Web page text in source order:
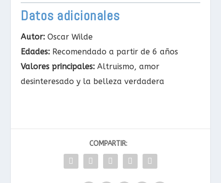
Datos adicionales
Autor: Oscar Wilde
Edades: Recomendado a partir de 6 años
Valores principales: Altruismo, amor
desinteresado y la belleza verdadera
COMPARTIR: